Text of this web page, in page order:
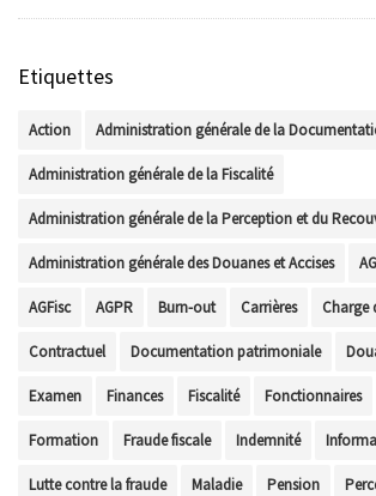
Etiquettes
Action Administration générale de la
Administration générale de la Fiscalité
Administration générale de la Perception et du
Administration générale des Douanes et Accises
AGFisc AGPR Burn-out Carrières Charge
Contractuel Documentation patrimoniale
Examen Finances Fiscalité Fonctionnaires
Formation Fraude fiscale Indemnité
Lutte contre la fraude Maladie Pension